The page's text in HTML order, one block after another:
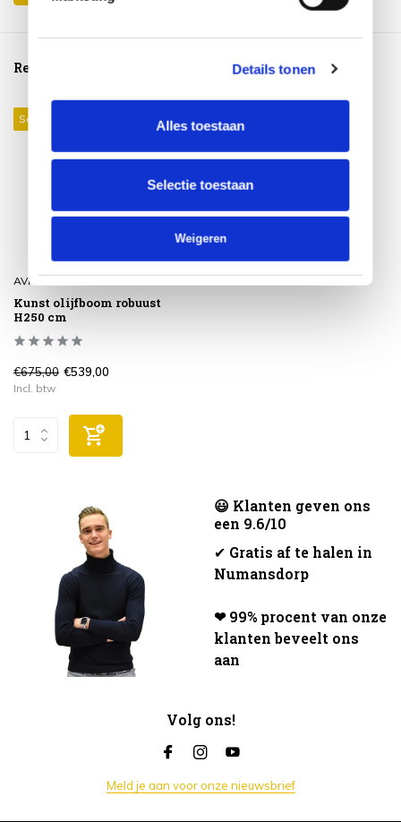
Details tonen
Alles toestaan
Selectie toestaan
Weigeren
Reeds bekeken
Sale 20%
AVH-Collectie
Kunst olijfboom robuust
H250 cm
€675,00 €539,00
Incl. btw
😃 Klanten geven ons
een 9.6/10
✔ Gratis af te halen in
Numansdorp
❤ 99% procent van onze
klanten beveelt ons
aan
Volg ons!
Meld je aan voor onze nieuwsbrief